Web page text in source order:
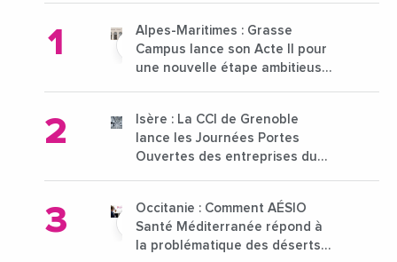
Alpes-Maritimes : Grasse
Campus lance son Acte II pour
une nouvelle étape ambitieuse
Isère : La CCI de Grenoble
lance les Journées Portes
Ouvertes des entreprises du
Occitanie : Comment AÉSIO
Santé Méditerranée répond à
la problématique des déserts